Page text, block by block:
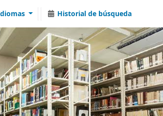
Historial de búsqueda